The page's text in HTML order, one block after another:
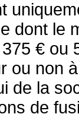
dont le
€ ou
ou non
de la
de